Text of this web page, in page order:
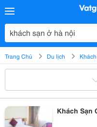
Trang Chủ Du lịch
Khách Sạn